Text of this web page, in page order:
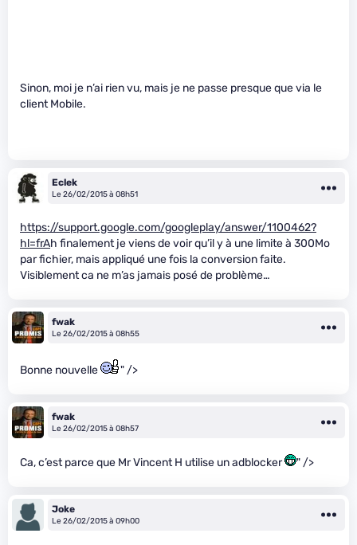
Sinon, moi je n’ai rien vu, mais je ne passe presque que via le
client Mobile.
Eclek
Le 26/02/2015 à 08h51
https://support.google.com/googleplay/answer/1100462?
hl=frAh finalement je viens de voir qu’il y à une limite à 300Mo
par fichier, mais appliqué une fois la conversion faite.
Visiblement ca ne m’as jamais posé de problème…
fwak
Le 26/02/2015 à 08h55
Bonne nouvelle " />
fwak
Le 26/02/2015 à 08h57
Ca, c’est parce que Mr Vincent H utilise un adblocker " />
Joke
Le 26/02/2015 à 09h00